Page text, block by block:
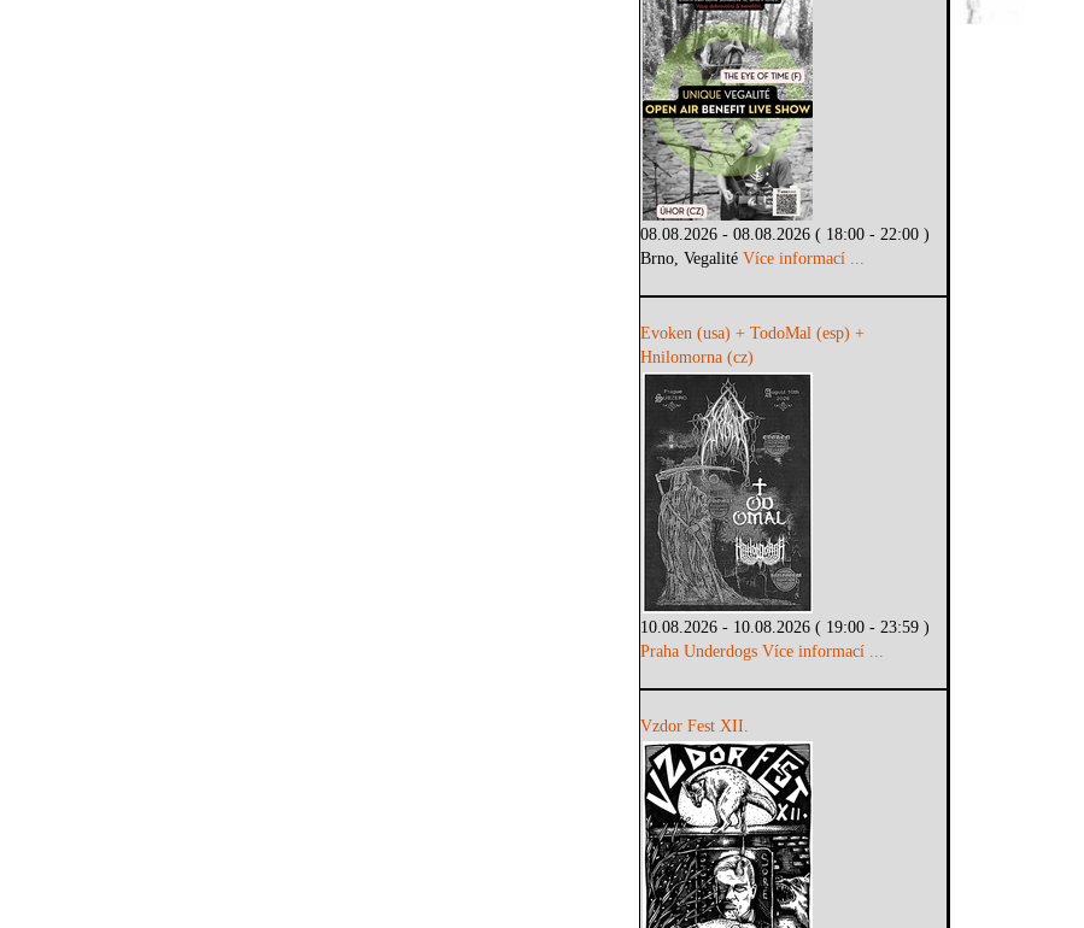
08.08.2026 - 08.08.2026 ( 18:00 - 22:00 )
Brno, VegalitéVíce informací ...
Evoken (usa) + TodoMal (esp) +
Hnilomorna (cz)
10.08.2026 - 10.08.2026 ( 19:00 - 23:59 )
Praha Underdogs Více informací ...
Vzdor Fest XII.